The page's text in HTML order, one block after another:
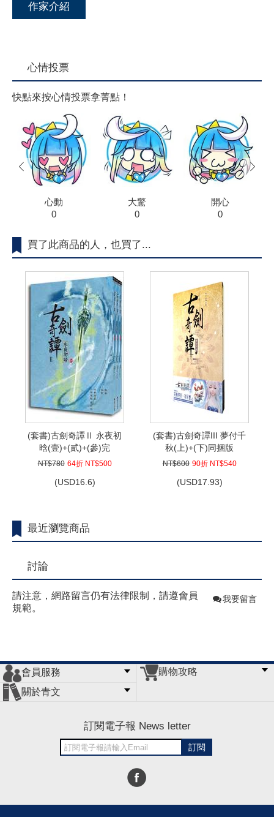
作家介紹
心情投票
快點來按心情投票拿菁點！
心動
0
大驚
0
開心
0
prev next
買了此商品的人，也買了...
(套書)古劍奇譚Ⅱ 永夜初
晗(壹)+(貳)+(參)完
NT$780 64折 NT$500
(USD16.6)
(套書)古劍奇譚III 夢付千
秋(上)+(下)同捆版
NT$600 90折 NT$540
(USD17.93)
最近瀏覽商品
討論
請注意，網路留言仍有法律限制，請遵會員
規範。
我要留言
會員服務
會員辦法
客服信箱
隱私條款
網站導覽
購物攻略
關於青文
訂閱電子報 News letter
訂閱